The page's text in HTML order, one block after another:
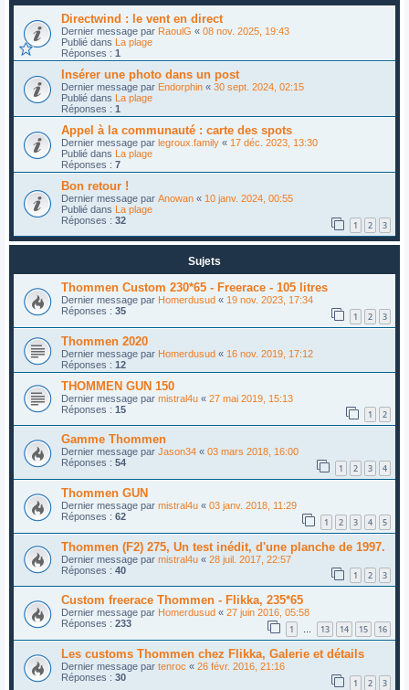
Directwind : le vent en direct
Dernier message par RaoulG « 08 nov. 2025, 19:43
Publié dans La plage
Réponses : 1
Insérer une photo dans un post
Dernier message par Endorphin « 30 sept. 2024, 02:15
Publié dans La plage
Réponses : 1
Appel à la communauté : carte des spots
Dernier message par legroux.family « 17 déc. 2023, 13:30
Publié dans La plage
Réponses : 7
Bon retour !
Dernier message par Anowan « 10 janv. 2024, 00:55
Publié dans La plage
Réponses : 32 1 2 3
Sujets
Thommen Custom 230*65 - Freerace - 105 litres
Dernier message par Homerdusud « 19 nov. 2023, 17:34
Réponses : 35 1 2 3
Thommen 2020
Dernier message par Homerdusud « 16 nov. 2019, 17:12
Réponses : 12
THOMMEN GUN 150
Dernier message par mistral4u « 27 mai 2019, 15:13
Réponses : 15 1 2
Gamme Thommen
Dernier message par Jason34 « 03 mars 2018, 16:00
Réponses : 54 1 2 3 4
Thommen GUN
Dernier message par mistral4u « 03 janv. 2018, 11:29
Réponses : 62 1 2 3 4 5
Thommen (F2) 275, Un test inédit, d'une planche de 1997.
Dernier message par mistral4u « 28 juil. 2017, 22:57
Réponses : 40 1 2 3
Custom freerace Thommen - Flikka, 235*65
Dernier message par Homerdusud « 27 juin 2016, 05:58
Réponses : 233 1 … 13 14 15 16
Les customs Thommen chez Flikka, Galerie et détails
Dernier message par tenroc « 26 févr. 2016, 21:16
Réponses : 30 1 2 3